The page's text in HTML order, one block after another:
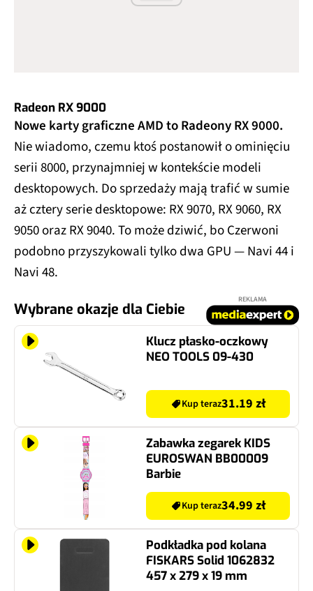
Radeon RX 9000
Nowe karty graficzne AMD to Radeony RX 9000.
Nie wiadomo, czemu ktoś postanowił o ominięciu
serii 8000, przynajmniej w kontekście modeli
desktopowych. Do sprzedaży mają trafić w sumie
aż cztery serie desktopowe: RX 9070, RX 9060, RX
9050 oraz RX 9040. To może dziwić, bo Czerwoni
podobno przyszykowali tylko dwa GPU — Navi 44 i
Navi 48.
Wybrane okazje dla Ciebie
REKLAMA
Klucz płasko-oczkowy
NEO TOOLS 09-430
Kup teraz31.19 zł
Zabawka zegarek KIDS
EUROSWAN BB00009
Barbie
Kup teraz34.99 zł
Podkładka pod kolana
FISKARS Solid 1062832
457 x 279 x 19 mm